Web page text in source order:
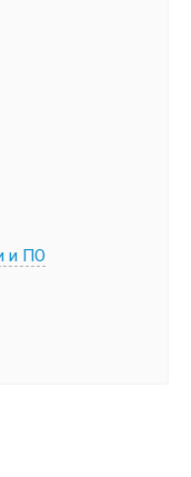
и ПО